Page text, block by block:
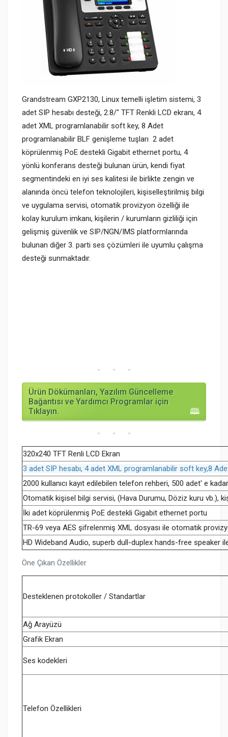
Grandstream GXP2130, Linux temelli işletim sistemi, 3
adet SIP hesabı desteği, 2.8/" TFT Renkli LCD ekranı, 4
adet XML programlanabilir soft key, 8 Adet
programlanabilir BLF genişleme tuşları 2 adet
köprülenmiş PoE destekli Gigabit ethernet portu, 4
yönlü konferans desteği bulunan ürün, kendi fiyat
segmentindeki en iyi ses kalitesi ile birlikte zengin ve
alanında öncü telefon teknolojileri, kişiselleştirilmiş bilgi
ve uygulama servisi, otomatik provizyon özelliği ile
kolay kurulum imkanı, kişilerin / kurumların gizliliği için
gelişmiş güvenlik ve SIP/NGN/IMS platformlarında
bulunan diğer 3. parti ses çözümleri ile uyumlu çalışma
desteği sunmaktadır.
Ürün Dökümanları, Yazılım Güncelleme
Bağantısı ve Yardımcı Programlar için
Tıklayın.
Öne Çıkan Özellikler
320x240 TFT Renli LCD Ekran
3 adet SIP hesabı, 4 adet XML programlanabilir soft key,8
2000 kullanıcı kayıt edilebilen telefon rehberi, 500 adet' e
Otomatik kişisel bilgi servisi, (Hava Durumu, Döziz kuru vb.),
İki adet köprülenmiş PoE destekli Gigabit ethernet portu
TR-69 veya AES şifrelenmiş XML dosyası ile otomatik
HD Wideband Audio, superb dull-duplex hands-free speaker
Desteklenen protokoller / Standartlar
Ağ Arayüzü
Grafik Ekran
Ses kodekleri
Telefon Özellikleri